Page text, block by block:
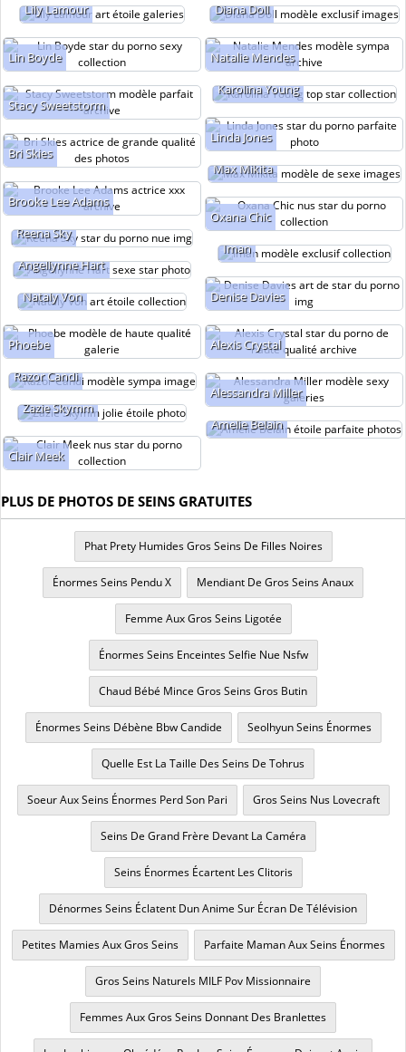
Lily Lamour Diana Doll
Lin Boyde Natalie Mendes
Stacy Sweetstorm
Karolina Young
Linda Jones
Bri Skies
Max Mikita
Brooke Lee Adams
Oxana Chic
Reena Sky
Iman
Angellynne Hart
Denise Davies
Nataly Von
Phoebe
Alexis Crystal
Razor Candi
Alessandra Miller
Zazie Skymm
Amelie Belain
Clair Meek
PLUS DE PHOTOS DE SEINS GRATUITES
Phat Prety Humides Gros Seins De Filles Noires
Énormes Seins Pendu X Mendiant De Gros Seins Anaux
Femme Aux Gros Seins Ligotée
Énormes Seins Enceintes Selfie Nue Nsfw
Chaud Bébé Mince Gros Seins Gros Butin
Énormes Seins Débène Bbw Candide Seolhyun Seins Énormes
Quelle Est La Taille Des Seins De Tohrus
Soeur Aux Seins Énormes Perd Son Pari Gros Seins Nus Lovecraft
Seins De Grand Frère Devant La Caméra
Seins Énormes Écartent Les Clitoris
Dénormes Seins Éclatent Dun Anime Sur Écran De Télévision
Petites Mamies Aux Gros Seins Parfaite Maman Aux Seins Énormes
Gros Seins Naturels MILF Pov Missionnaire
Femmes Aux Gros Seins Donnant Des Branlettes